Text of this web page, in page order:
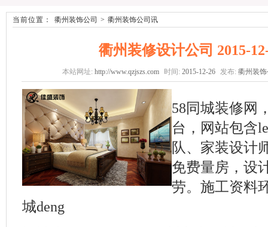
当前位置： 衢州装饰公司 > 衢州装饰公司讯
衢州装修设计公司 2015-
本站网址: http://www.qzjszs.com 时间: 2015-12-26 发布: 衢州装
58同城装修网
台，网站包含
队、家装设计
免费量房，设
劳。施工资料
城deng